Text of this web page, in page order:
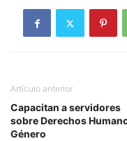
Artículo anterior
Capacitan a servidores
sobre Derechos
Género